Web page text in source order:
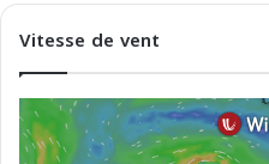
Vitesse de vent